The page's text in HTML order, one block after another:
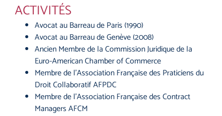
ACTIVITÉS
Avocat au Barreau de Paris (1990)
Avocat au Barreau de Genève (2008)
Ancien Membre de la Commission Juridique de la
Euro-American Chamber of Commerce
Membre de l’Association Française des Praticiens du
Droit Collaboratif AFPDC
Membre de l’Association Française des Contract
Managers AFCM